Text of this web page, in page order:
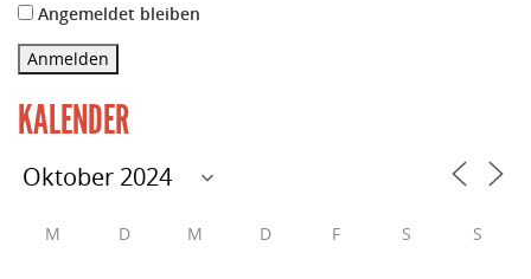
Angemeldet bleiben
Anmelden
KALENDER
M D M D F S S